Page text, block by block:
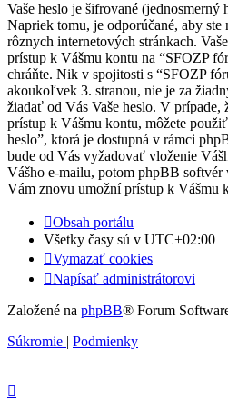
Vaše heslo je šifrované (jednosmerný
Napriek tomu, je odporúčané, aby
rôznych internetových stránkach.
prístup k Vášmu kontu na “SFOZP
chráňte. Nik v spojitosti s “SFOZP
akoukoľvek 3. stranou, nie je za
žiadať od Vás Vaše heslo. V prípade,
prístup k Vášmu kontu, môžete
heslo”, ktorá je dostupná v rámci
bude od Vás vyžadovať vloženie
Vášho e-mailu, potom phpBB softvér
Vám znovu umožní prístup k Vášmu
Obsah portálu
Všetky časy sú v UTC+02:00
Vymazať cookies
Napísať administrátorovi
Založené na phpBB® Forum
Súkromie | Podmienky